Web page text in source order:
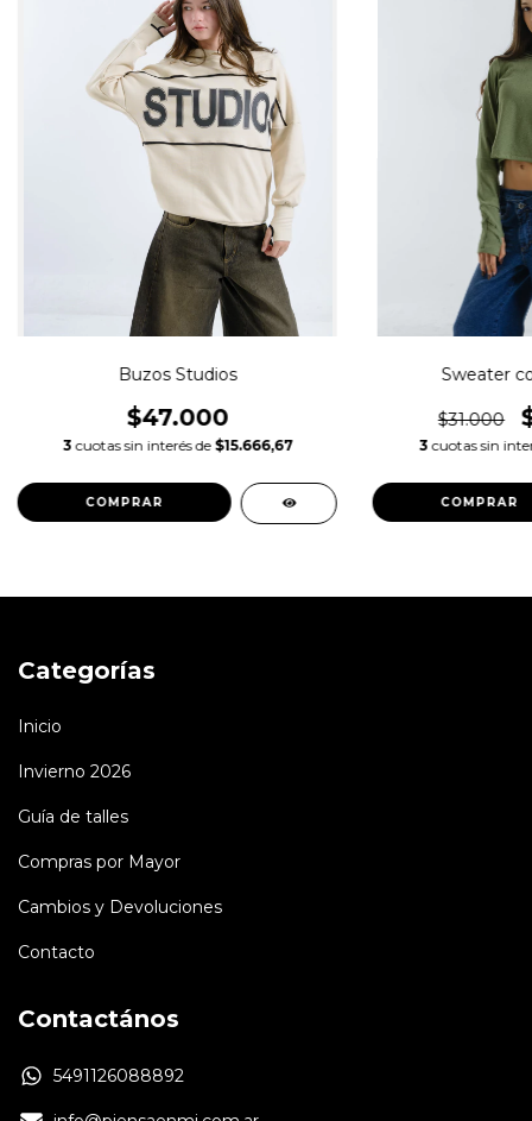
Buzos Studios
$47.000
3 cuotas sin interés de $15.666,67
COMPRAR
Sweater
$31.000
3 cuotas sin
COMPRAR
Categorías
Inicio
Invierno 2026
Guía de talles
Compras por Mayor
Cambios y Devoluciones
Contacto
Contactános
5491126088892